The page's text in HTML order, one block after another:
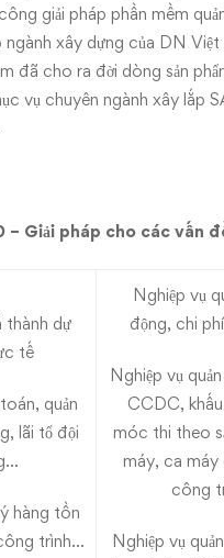
giải pháp phần mềm
ngành xây dựng của DN Việt
đã cho ra đời dòng sản
vụ chuyên ngành xây lắp
– Giải pháp cho các vấn
thành dự
tế
quản
lãi tổ đội
hàng tồn
trình…
Nghiệp vụ
động, chi
Nghiệp vụ
CCDC,
móc thi theo
máy, ca
công
Nghiệp vụ